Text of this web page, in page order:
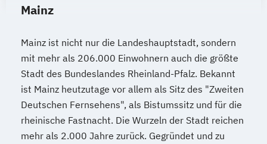
Mainz
Mainz ist nicht nur die Landeshauptstadt, sondern
mit mehr als 206.000 Einwohnern auch die größte
Stadt des Bundeslandes Rheinland-Pfalz. Bekannt
ist Mainz heutzutage vor allem als Sitz des "Zweiten
Deutschen Fernsehens", als Bistumssitz und für die
rheinische Fastnacht. Die Wurzeln der Stadt reichen
mehr als 2.000 Jahre zurück. Gegründet und zu